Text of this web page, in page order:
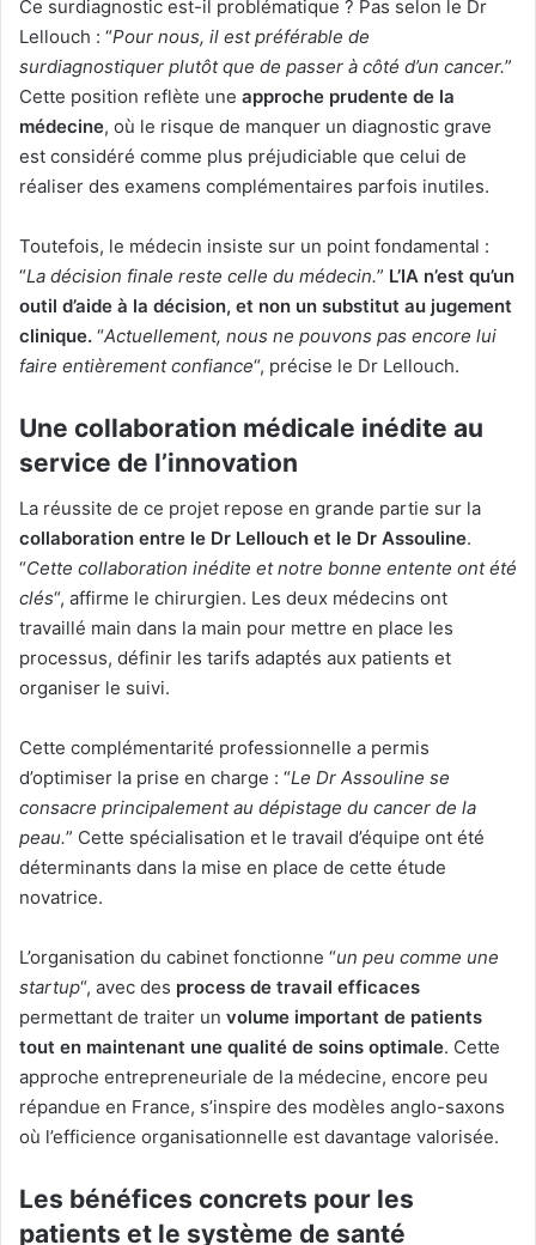
Ce surdiagnostic est-il problématique ? Pas selon le Dr
Lellouch : “Pour nous, il est préférable de
surdiagnostiquer plutôt que de passer à côté d’un cancer.”
Cette position reflète une approche prudente de la
médecine, où le risque de manquer un diagnostic grave
est considéré comme plus préjudiciable que celui de
réaliser des examens complémentaires parfois inutiles.
Toutefois, le médecin insiste sur un point fondamental :
“La décision finale reste celle du médecin.” L’IA n’est qu’un
outil d’aide à la décision, et non un substitut au jugement
clinique. “Actuellement, nous ne pouvons pas encore lui
faire entièrement confiance“, précise le Dr Lellouch.
Une collaboration médicale inédite au
service de l’innovation
La réussite de ce projet repose en grande partie sur la
collaboration entre le Dr Lellouch et le Dr Assouline.
“Cette collaboration inédite et notre bonne entente ont été
clés“, affirme le chirurgien. Les deux médecins ont
travaillé main dans la main pour mettre en place les
processus, définir les tarifs adaptés aux patients et
organiser le suivi.
Cette complémentarité professionnelle a permis
d’optimiser la prise en charge : “Le Dr Assouline se
consacre principalement au dépistage du cancer de la
peau.” Cette spécialisation et le travail d’équipe ont été
déterminants dans la mise en place de cette étude
novatrice.
L’organisation du cabinet fonctionne “un peu comme une
startup“, avec des process de travail efficaces
permettant de traiter un volume important de patients
tout en maintenant une qualité de soins optimale. Cette
approche entrepreneuriale de la médecine, encore peu
répandue en France, s’inspire des modèles anglo-saxons
où l’efficience organisationnelle est davantage valorisée.
Les bénéfices concrets pour les
patients et le système de santé